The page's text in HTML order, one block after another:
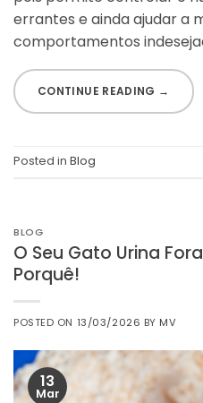
errantes e ainda ajudar a
comportamentos
CONTINUE READING →
Posted in Blog
BLOG
O Seu Gato Urina
Porquê!
POSTED ON 13/03/2026 BY MV
13
Mar